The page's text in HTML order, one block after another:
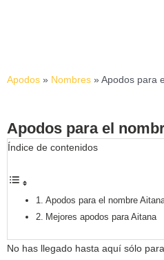
Apodos » Nombres » Apodos para
Apodos para el
Índice de contenidos
Apodos para el nombre
Mejores apodos para Aitana
No has llegado hasta aquí sólo